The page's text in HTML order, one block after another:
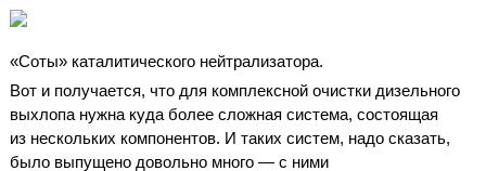
«Соты» каталитического нейтрализатора.
Вот и получается, что для комплексной очистки дизельного
выхлопа нужна куда более сложная система, состоящая
из нескольких компонентов. И таких систем, надо сказать,
было выпущено довольно много — с ними